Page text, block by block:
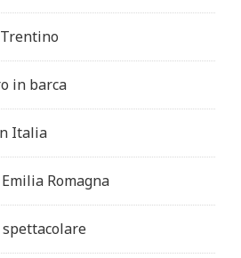
in barca
Italia
Romagna